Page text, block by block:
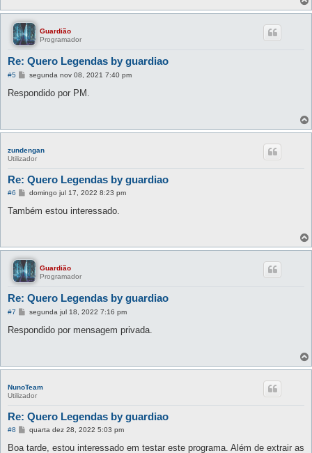
m
Guardião
Programador
Re: Quero Legendas by guardiao
#5
M
n
m
segunda nov 08, 2021 7:40 pm
Respondido por PM.
zundengan
Utilizador
Re: Quero Legendas by guardiao
#6
M
n
m
domingo jul 17, 2022 8:23 pm
Também estou interessado.
Guardião
Programador
Re: Quero Legendas by guardiao
#7
M
n
m
segunda jul 18, 2022 7:16 pm
Respondido por mensagem privada.
NunoTeam
Utilizador
Re: Quero Legendas by guardiao
#8
M
n
quarta dez 28, 2022 5:03 pm
Boa tarde, estou interessado em testar este programa. Além de extrair as